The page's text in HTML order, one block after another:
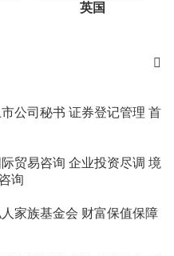
英国

市公司秘书 证券登记管理 首
际贸易咨询 企业投资尽调 境
询
家族基金会 财富保值保障